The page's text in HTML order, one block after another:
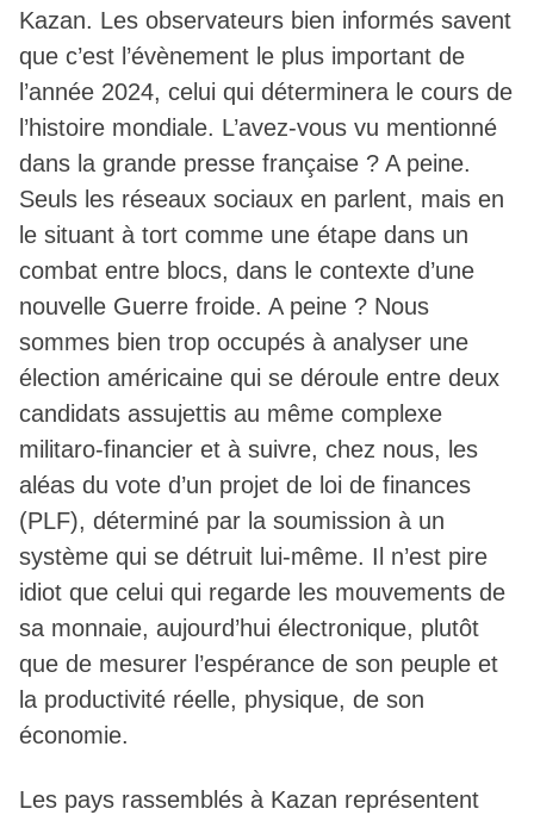
Kazan. Les observateurs bien informés savent
que c’est l’évènement le plus important de
l’année 2024, celui qui déterminera le cours de
l’histoire mondiale. L’avez-vous vu mentionné
dans la grande presse française ? A peine.
Seuls les réseaux sociaux en parlent, mais en
le situant à tort comme une étape dans un
combat entre blocs, dans le contexte d’une
nouvelle Guerre froide. A peine ? Nous
sommes bien trop occupés à analyser une
élection américaine qui se déroule entre deux
candidats assujettis au même complexe
militaro-financier et à suivre, chez nous, les
aléas du vote d’un projet de loi de finances
(PLF), déterminé par la soumission à un
système qui se détruit lui-même. Il n’est pire
idiot que celui qui regarde les mouvements de
sa monnaie, aujourd’hui électronique, plutôt
que de mesurer l’espérance de son peuple et
la productivité réelle, physique, de son
économie.
Les pays rassemblés à Kazan représentent